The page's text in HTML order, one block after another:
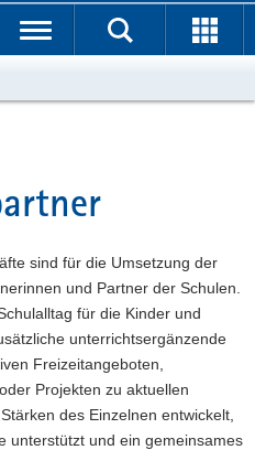
sind für die Umsetzung der
und Partner der Schulen.
für die Kinder und
unterrichtsergänzende
Freizeitangeboten,
Projekten zu aktuellen
des Einzelnen entwickelt,
unterstützt und ein gemeinsames